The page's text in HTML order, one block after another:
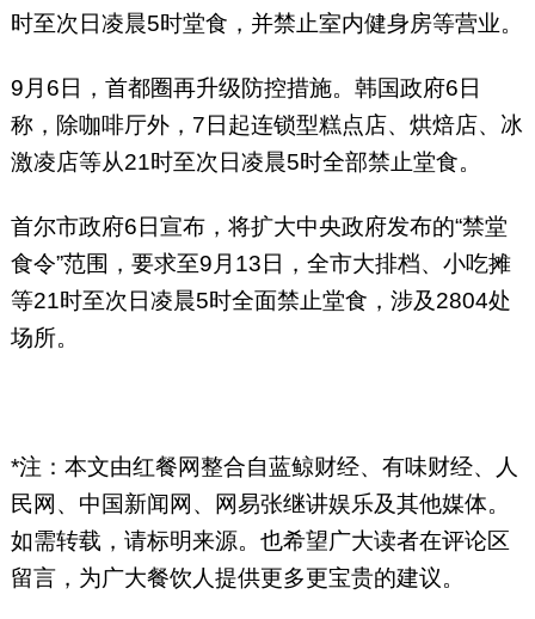
时至次日凌晨5时堂食，并禁止室内健身房等营业。
9月6日，首都圈再升级防控措施。韩国政府6日
称，除咖啡厅外，7日起连锁型糕点店、烘焙店、冰
激凌店等从21时至次日凌晨5时全部禁止堂食。
首尔市政府6日宣布，将扩大中央政府发布的“禁堂
食令”范围，要求至9月13日，全市大排档、小吃摊
等21时至次日凌晨5时全面禁止堂食，涉及2804处
场所。
*注：本文由红餐网整合自蓝鲸财经、有味财经、人
民网、中国新闻网、网易张继讲娱乐及其他媒体。
如需转载，请标明来源。也希望广大读者在评论区
留言，为广大餐饮人提供更多更宝贵的建议。